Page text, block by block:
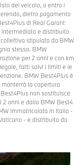
del veicolo, o entro i
dietro pagamento
di Real Garant
intermediato e distribuito
stipulata da BMW
stessa. BMW
per 2 anni e con km
fatti salvi i limiti e le
BMW Best4Plus è
la copertura
non sostituisce
anni e dalla BMW Best4
immatricolata in Italia -
- e distribuita da